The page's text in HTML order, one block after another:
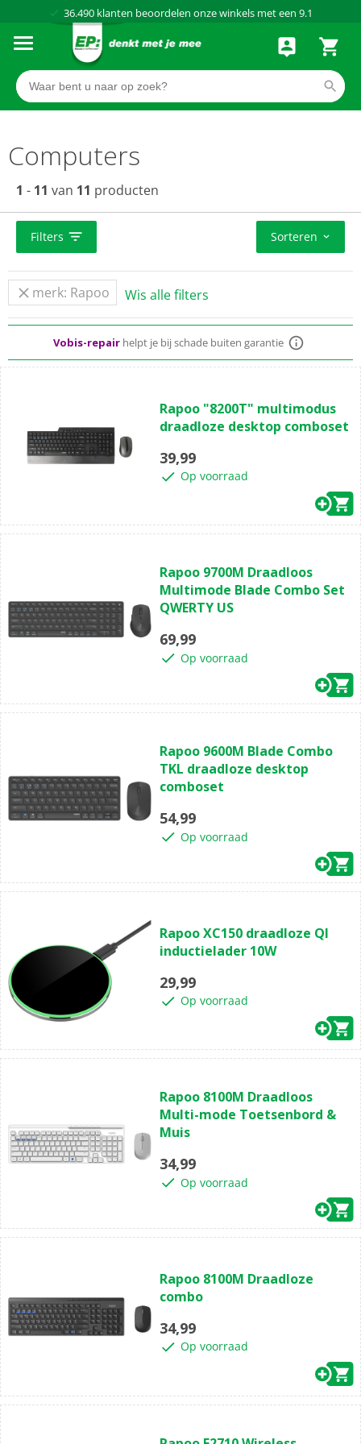
Al meer dan50 jaardé elektronicaspecialist
Computers
1 - 11 van 11 producten
Filters Sorteren
merk: Rapoo Wis alle filters
Standaard
Vobis-repairhelpt je bij schade buiten garantie
Al meer dan50 jaardé elektronicaspecialist
van
de
sterren.
Rapoo "8200T" multimodus
draadloze desktop comboset
39,99
Op voorraad
van
de
5
Rapoo ​9700M Draadloos
Multimode Blade Combo Set
QWERTY US
69,99
Op voorraad
van
de
5
Rapoo 9600M Blade Combo
TKL draadloze desktop
comboset
54,99
Op voorraad
van
de
sterren.
Rapoo XC150 draadloze QI
inductielader 10W
29,99
Op voorraad
van
de
5
Rapoo 8100M Draadloos
Multi-mode Toetsenbord &
Muis
34,99
Op voorraad
van
de
sterren.
Rapoo 8100M Draadloze
combo
34,99
Op voorraad